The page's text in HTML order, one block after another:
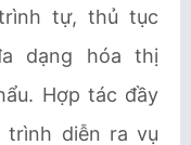
tự, thủ tục
dạng hóa thị
Hợp tác đầy
trình diễn ra vụ